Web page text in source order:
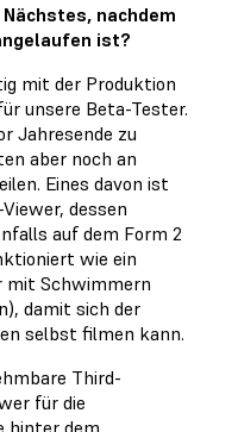
nachdem
ist?
mit der Produktion
unsere Beta-Tester.
Jahresende zu
aber noch an
Eines davon ist
dessen
auf dem Form 2
wie ein
mit Schwimmern
damit sich der
selbst filmen kann.